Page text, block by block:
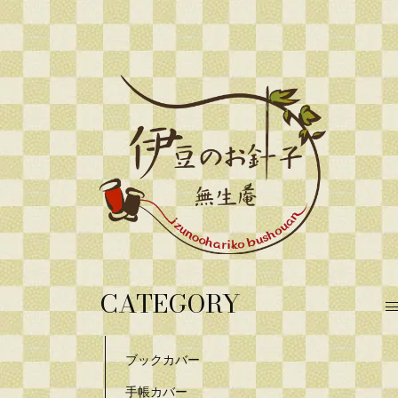
CATEGORY
ブックカバー
手帳カバー